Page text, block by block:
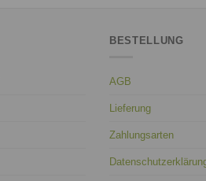
BESTELLUNG
AGB
Lieferung
Zahlungsarten